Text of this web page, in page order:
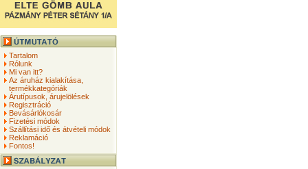
Tartalom
Rólunk
Mi van itt?
Az áruház kialakítása,
termékkategóriák
Árutípusok, árujelölések
Regisztráció
Bevásárlókosár
Fizetési módok
Szállítási idő és átvételi módok
Reklamáció
Fontos!